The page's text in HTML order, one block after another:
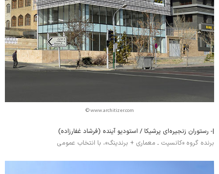
© www.architizer.com
|- رستوران‌ زنجیره‌ای پرشیکا / استودیو آینده (فرشاد غفارزاده)
برنده گروه «کانسپت‌ ـ معماری + برندینگ»، با انتخاب عمومی